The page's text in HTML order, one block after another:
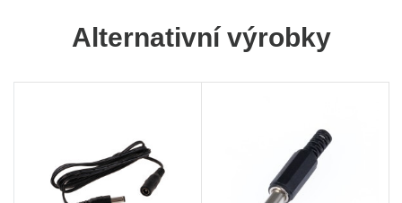
Alternativní výrobky